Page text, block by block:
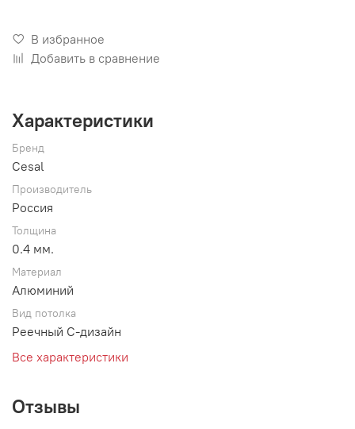
В избранное
Добавить в сравнение
Характеристики
Бренд
Cesal
Производитель
Россия
Толщина
0.4 мм.
Материал
Алюминий
Вид потолка
Реечный С-дизайн
Все характеристики
Отзывы